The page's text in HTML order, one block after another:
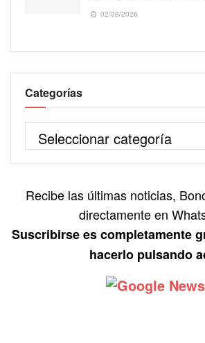
02/08/2026
Categorías
Recibe las últimas noticias,
directamente en
Suscribirse es completamente
hacerlo pulsando